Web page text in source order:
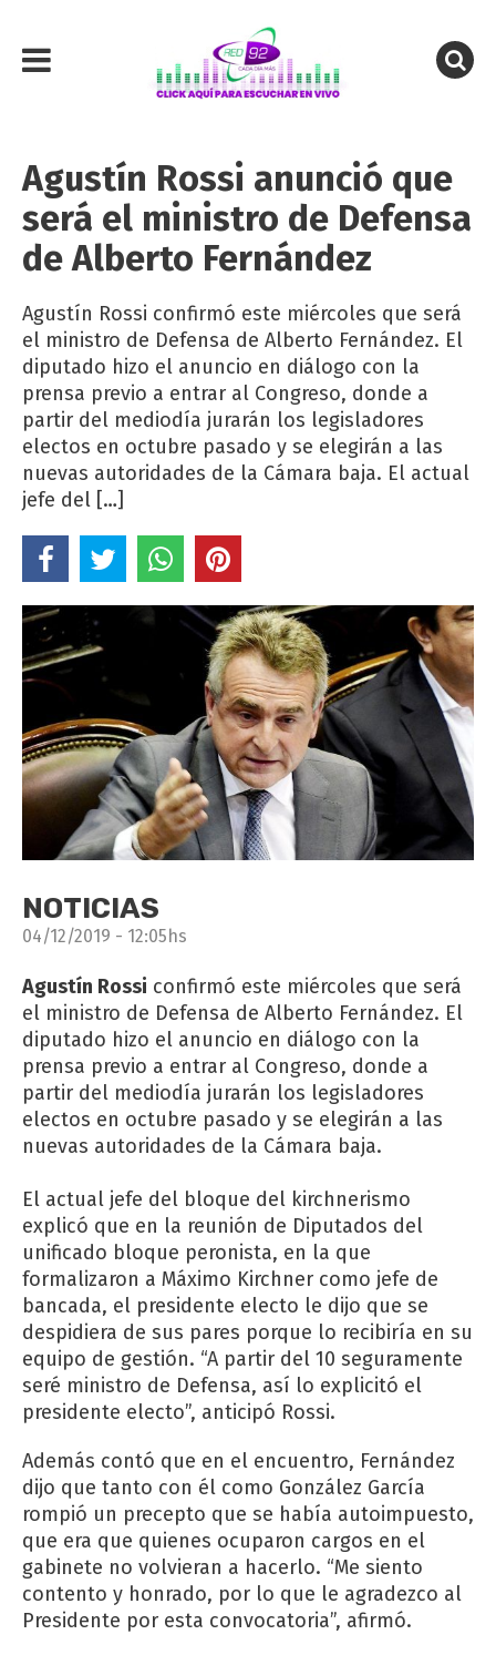
Agustín Rossi anunció que
será el ministro de Defensa
de Alberto Fernández
Agustín Rossi confirmó este miércoles que será
el ministro de Defensa de Alberto Fernández. El
diputado hizo el anuncio en diálogo con la
prensa previo a entrar al Congreso, donde a
partir del mediodía jurarán los legisladores
electos en octubre pasado y se elegirán a las
nuevas autoridades de la Cámara baja. El actual
jefe del […]
NOTICIAS
04/12/2019 - 12:05hs
Agustín Rossi confirmó este miércoles que será
el ministro de Defensa de Alberto Fernández. El
diputado hizo el anuncio en diálogo con la
prensa previo a entrar al Congreso, donde a
partir del mediodía jurarán los legisladores
electos en octubre pasado y se elegirán a las
nuevas autoridades de la Cámara baja.
El actual jefe del bloque del kirchnerismo
explicó que en la reunión de Diputados del
unificado bloque peronista, en la que
formalizaron a Máximo Kirchner como jefe de
bancada, el presidente electo le dijo que se
despidiera de sus pares porque lo recibiría en su
equipo de gestión. “A partir del 10 seguramente
seré ministro de Defensa, así lo explicitó el
presidente electo”, anticipó Rossi.
Además contó que en el encuentro, Fernández
dijo que tanto con él como González García
rompió un precepto que se había autoimpuesto,
que era que quienes ocuparon cargos en el
gabinete no volvieran a hacerlo. “Me siento
contento y honrado, por lo que le agradezco al
Presidente por esta convocatoria”, afirmó.